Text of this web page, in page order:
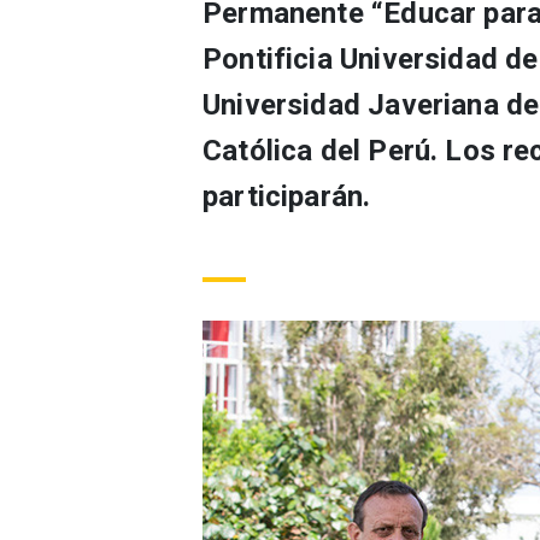
Permanente “Educar
Pontificia Universidad
Universidad Javeriana
Católica del Perú. Los
participarán.